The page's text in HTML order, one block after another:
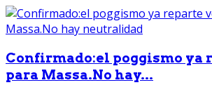
Confirmado:el poggismo ya
para Massa.No hay...